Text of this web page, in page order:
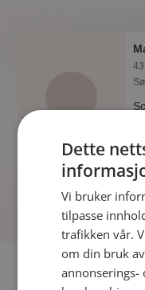
Fler single
Dette
Vi bruker
tilpasse
trafikken vår.
om din bruk
annonserings-